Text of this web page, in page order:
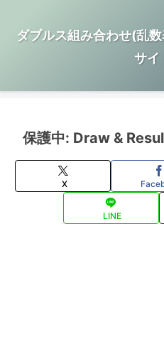
ダブルス組み合わせ(乱
サイ
保護中: Draw &
X
LINE